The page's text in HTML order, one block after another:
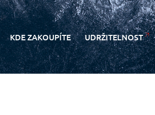
KDE ZAKOUPÍTE UDRŽITELNOST